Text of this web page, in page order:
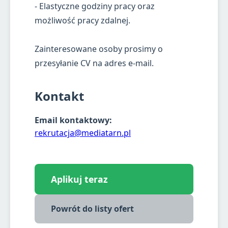
- Elastyczne godziny pracy oraz
możliwość pracy zdalnej.
Zainteresowane osoby prosimy o
przesyłanie CV na adres e-mail.
Kontakt
Email kontaktowy:
rekrutacja@mediatarn.pl
Aplikuj teraz
Powrót do listy ofert